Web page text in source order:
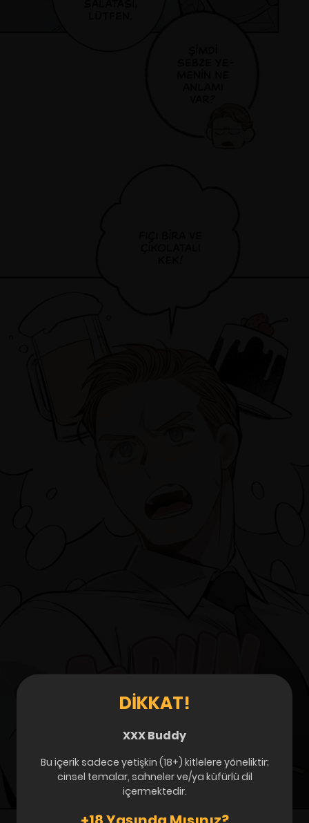
DIKKAT!
XXX Buddy
Bu içerik sadece yetişkin (18+) kitlelere yöneliktir;
cinsel temalar, sahneler ve/ya küfürlü dil
içermektedir.